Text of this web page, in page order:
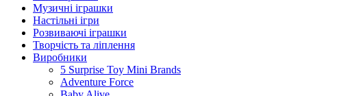
Музичні іграшки
Настільні iгри
Розвиваючі іграшки
Творчість та ліплення
Виробники
5 Surprise Toy Mini Brands
Adventure Force